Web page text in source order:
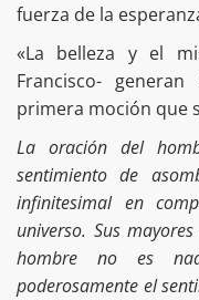
fuerza de la
«La belleza y el
Francisco-
primera moción que
La oración del
sentimiento de
infinitesimal en
universo. Sus
hombre no es
poderosamente el